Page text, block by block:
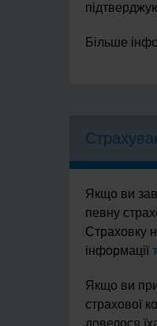
Більше
Якщо ви
певну
Страховку
інформації
Якщо ви
страхової
довелося